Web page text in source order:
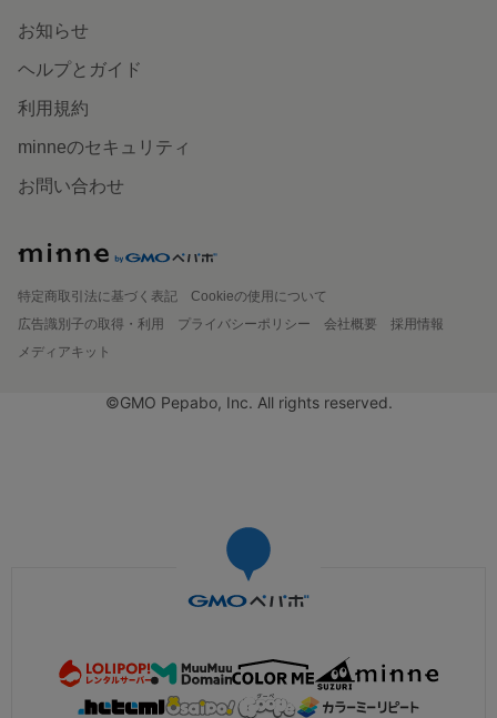
お知らせ
ヘルプとガイド
利用規約
minneのセキュリティ
お問い合わせ
特定商取引法に基づく表記
Cookieの使用について
広告識別子の取得・利用
プライバシーポリシー 会社概要
採用情報
メディアキット
©GMO Pepabo, Inc. All rights reserved.